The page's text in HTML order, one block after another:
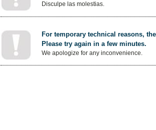
Disculpe las molestias.
For temporary technical reasons,
Please try again in a few minutes.
We apologize for any inconvenience.